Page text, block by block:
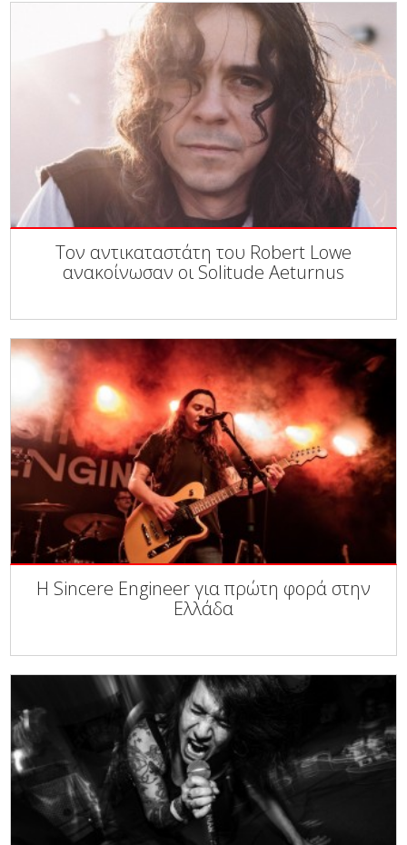
Τον αντικαταστάτη του Robert Lowe
ανακοίνωσαν οι Solitude Aeturnus
Η Sincere Engineer για πρώτη φορά στην
Ελλάδα